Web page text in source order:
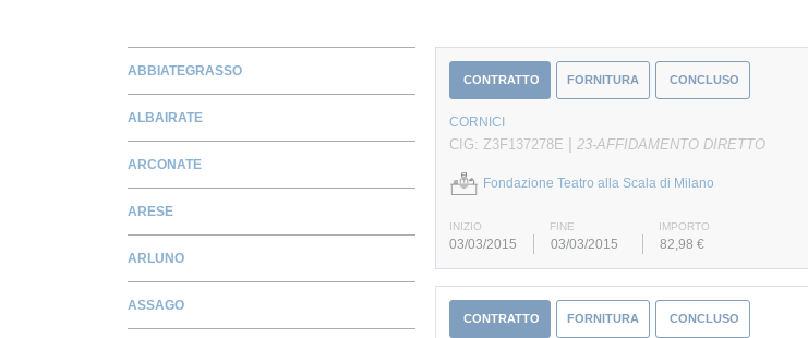
ABBIATEGRASSO
ALBAIRATE
ARCONATE
ARESE
ARLUNO
ASSAGO
CONTRATTO FORNITURA CONCLUSO
CORNICI
CIG: Z3F137278E | 23-AFFIDAMENTO DIRETTO
Fondazione Teatro alla Scala di Milano
INIZIO FINE IMPORTO
03/03/2015 03/03/2015 82,98 €
CONTRATTO FORNITURA CONCLUSO